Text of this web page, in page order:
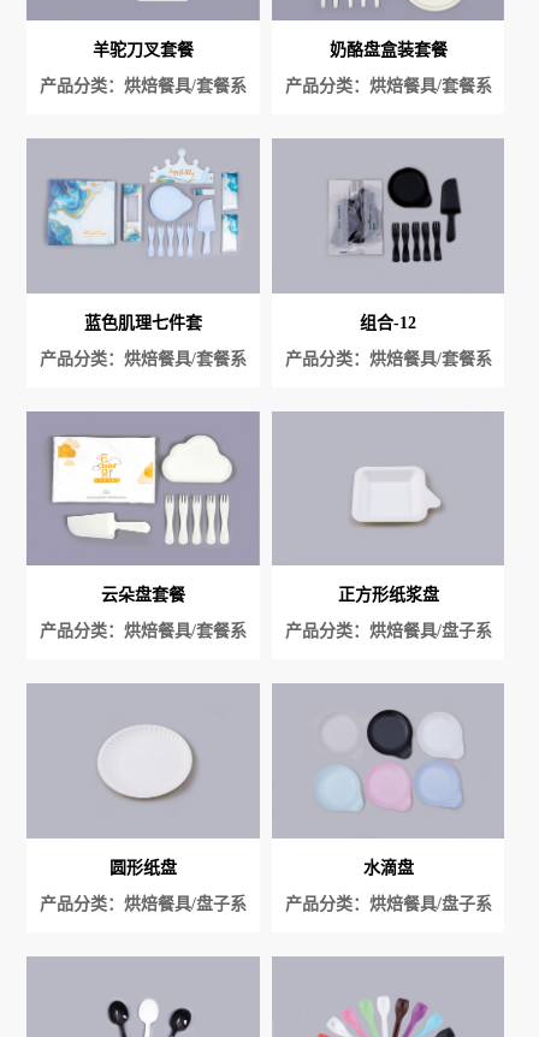
羊驼刀叉套餐
产品分类：烘焙餐具/套餐系
奶酪盘盒装套餐
产品分类：烘焙餐具/套餐系
蓝色肌理七件套
产品分类：烘焙餐具/套餐系
组合-12
产品分类：烘焙餐具/套餐系
云朵盘套餐
产品分类：烘焙餐具/套餐系
正方形纸浆盘
产品分类：烘焙餐具/盘子系
圆形纸盘
产品分类：烘焙餐具/盘子系
水滴盘
产品分类：烘焙餐具/盘子系